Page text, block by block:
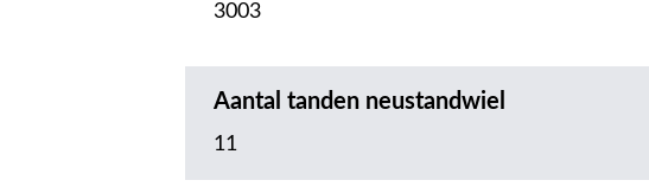
3003
Aantal tanden neustandwiel
11